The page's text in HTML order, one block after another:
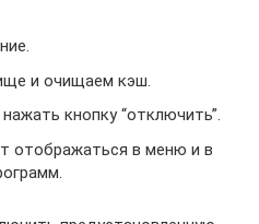
и очищаем кэш.
кнопку “отключить”.
отображаться в меню и в